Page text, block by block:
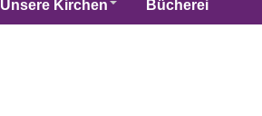
Unsere Kirchen Bücherei